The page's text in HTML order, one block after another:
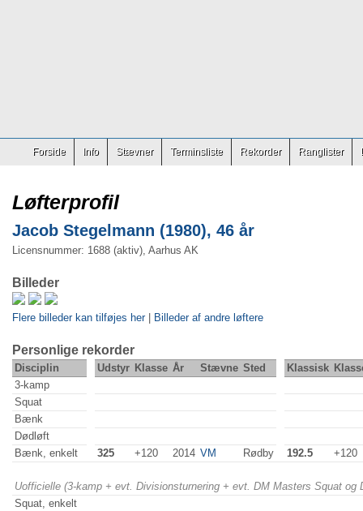
Forside Info Stævner Terminsliste Rekorder Ranglister
Løfterprofil
Jacob Stegelmann (1980), 46 år
Licensnummer: 1688 (aktiv), Aarhus AK
Billeder
Flere billeder kan tilføjes her| Billeder af andre løftere
Personlige rekorder
Disciplin Udstyr Klasse År Stævne Sted Klassisk
3-kamp
Squat
Bænk
Dødløft
Bænk, enkelt
325 +120 2014 VM Rødby 192.5 +120
Uofficielle (3-kamp + evt. Divisionsturnering + evt. DM Masters Squat
Squat, enkelt